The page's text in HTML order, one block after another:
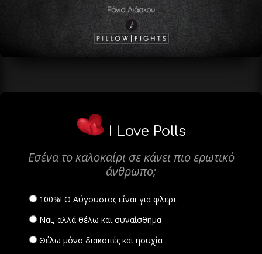
I Love Polls
Εσένα το καλοκαίρι σε κάνει πιο ερωτικό
άνθρωπο;
100%! Ο Αύγουστος είναι για φλερτ
Ναι, αλλά θέλω και συναίσθημα
Θέλω μόνο διακοπές και ησυχία